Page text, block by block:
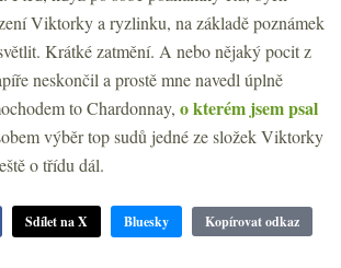
Viktorky a ryzlinku, na základě poznámek
Krátké zatmění. A nebo nějaký pocit z
neskončil a prostě mne navedl úplně
to Chardonnay, o kterém jsem psal
výběr top sudů jedné ze složek Viktorky
o třídu dál.
Sdílet na X Bluesky Kopírovat odkaz